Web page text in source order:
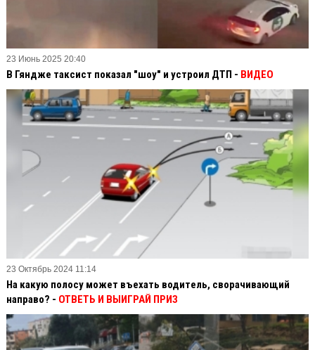
23 Июнь 2025 20:40
В Гяндже таксист показал "шоу" и устроил ДТП - ВИДЕО
23 Октябрь 2024 11:14
На какую полосу может въехать водитель, сворачивающий
направо? - ОТВЕТЬ И ВЫИГРАЙ ПРИЗ